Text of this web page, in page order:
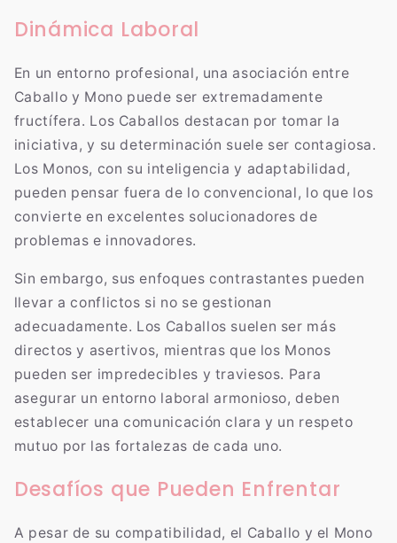
Dinámica Laboral
En un entorno profesional, una asociación entre
Caballo y Mono puede ser extremadamente
fructífera. Los Caballos destacan por tomar la
iniciativa, y su determinación suele ser contagiosa.
Los Monos, con su inteligencia y adaptabilidad,
pueden pensar fuera de lo convencional, lo que los
convierte en excelentes solucionadores de
problemas e innovadores.
Sin embargo, sus enfoques contrastantes pueden
llevar a conflictos si no se gestionan
adecuadamente. Los Caballos suelen ser más
directos y asertivos, mientras que los Monos
pueden ser impredecibles y traviesos. Para
asegurar un entorno laboral armonioso, deben
establecer una comunicación clara y un respeto
mutuo por las fortalezas de cada uno.
Desafíos que Pueden Enfrentar
A pesar de su compatibilidad, el Caballo y el Mono